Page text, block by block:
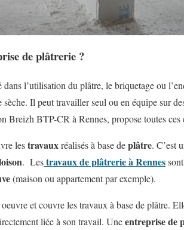
de plâtrerie ?
l’utilisation du plâtre, le briquetage ou
Il peut travailler seul ou en équipe sur
Breizh BTP-CR à Rennes, propose toutes ces
lestravauxréalisés à base deplâtre. C’est
. Lestravaux de plâtrerie à Rennes
(maison ou appartement par exemple).
et couvre les travaux à base de plâtre.
liée à son travail. Uneentreprise de